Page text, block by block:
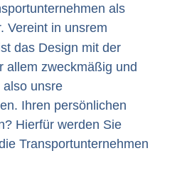
als
Vereint in unsrem
das Design mit der
allem zweckmäßig und
also unsre
Ihren persönlichen
Hierfür werden Sie
Transportunternehmen